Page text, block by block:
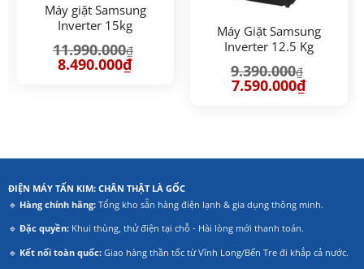
Máy giặt Samsung
Inverter 15kg
11.990.000₫
Giá
gốc
8.490.000₫Giá
Máy Giặt Samsung
Inverter 12.5 Kg
9.390.000₫
Giá
gốc
7.590.000₫Giá
ĐIỆN MÁY TẤN KIM: CHÂN THẬT LÀ GỐC
🔹 Hàng chính hãng:Tổng kho sẵn hàng điện lạnh & gia dụng thông minh.
🔹 Đặc quyền:Khui thùng, thử điện tại chỗ - Hài lòng mới thanh toán.
🔹 Kết nối toàn quốc:Giao hàng thần tốc từ Vĩnh Long/Bến Tre đi khắp cả nước.